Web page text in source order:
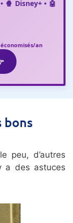
🍿 Disney+ • 🤖
économisés/an
bons
peu, d’autres
a des astuces